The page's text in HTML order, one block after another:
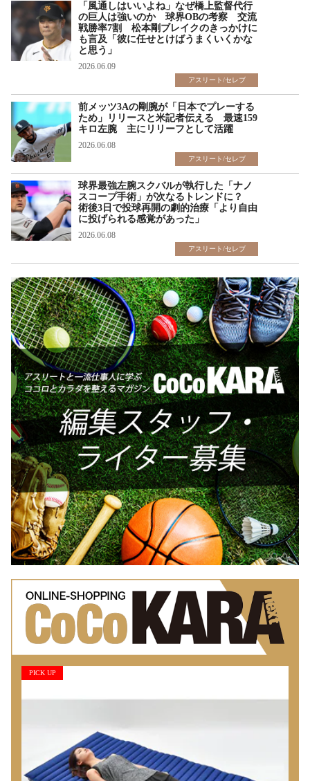
「風通しはいいよね」なぜ橋上監督代行
の巨人は強いのか 球界OBの考察 交流
戦勝率7割 松本剛ブレイクのきっかけに
も言及「彼に任せとけばうまくいくかな
と思う」
2026.06.09
アスリート/セレブ
前メッツ3Aの剛腕が「日本でプレーする
ため」リリースと米記者伝える 最速159
キロ左腕 主にリリーフとして活躍
2026.06.08
アスリート/セレブ
球界最強左腕スクバルが執行した「ナノ
スコープ手術」が次なるトレンドに？
術後3日で投球再開の劇的治療「より自由
に投げられる感覚があった」
2026.06.08
アスリート/セレブ
PICK UP